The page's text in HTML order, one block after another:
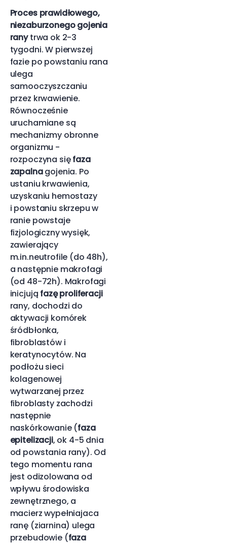
Proces prawidłowego,
niezaburzonego gojenia
ranytrwa ok 2-3
tygodni. W pierwszej
fazie po powstaniu rana
ulega
samooczyszczaniu
przez krwawienie.
Równocześnie
uruchamiane są
mechanizmy obronne
organizmu -
rozpoczyna sięfaza
zapalnagojenia. Po
ustaniu krwawienia,
uzyskaniu hemostazy
i powstaniu skrzepu w
ranie powstaje
fizjologiczny wysięk,
zawierający
m.in.neutrofile (do 48h),
a następnie makrofagi
(od 48-72h). Makrofagi
inicjują fazę proliferacji
rany, dochodzi do
aktywacji komórek
śródbłonka,
fibroblastów i
keratynocytów. Na
podłożu sieci
kolagenowej
wytwarzanej przez
fibroblasty zachodzi
następnie
naskórkowanie (faza
epitelizacji, ok 4-5 dnia
od powstania rany). Od
tego momentu rana
jest odizolowana od
wpływu środowiska
zewnętrznego, a
macierz wypełniajaca
ranę (ziarnina) ulega
przebudowie (faza